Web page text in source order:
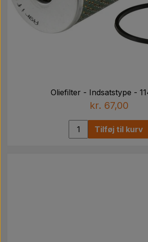
Oliefilter - Indsatstype -
kr. 67,00
Tilføj til kurv